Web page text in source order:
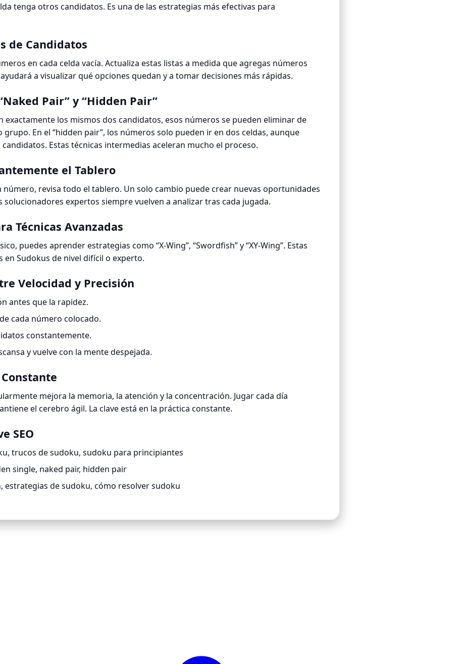
tenga otros candidatos. Es una de las estrategias más efectivas para
de Candidatos
en cada celda vacía. Actualiza estas listas a medida que agregas números
a visualizar qué opciones quedan y a tomar decisiones más rápidas.
Pair” y “Hidden Pair”
exactamente los mismos dos candidatos, esos números se pueden eliminar de
En el “hidden pair”, los números solo pueden ir en dos celdas, aunque
Estas técnicas intermedias aceleran mucho el proceso.
el Tablero
número, revisa todo el tablero. Un solo cambio puede crear nuevas oportunidades
solucionadores expertos siempre vuelven a analizar tras cada jugada.
Técnicas Avanzadas
puedes aprender estrategias como “X-Wing”, “Swordfish” y “XY-Wing”. Estas
en Sudokus de nivel difícil o experto.
Velocidad y Precisión
antes que la rapidez.
cada número colocado.
constantemente.
y vuelve con la mente despejada.
mejora la memoria, la atención y la concentración. Jugar cada día
el cerebro ágil. La clave está en la práctica constante.
SEO
trucos de sudoku, sudoku para principiantes
single, naked pair, hidden pair
estrategias de sudoku, cómo resolver sudoku